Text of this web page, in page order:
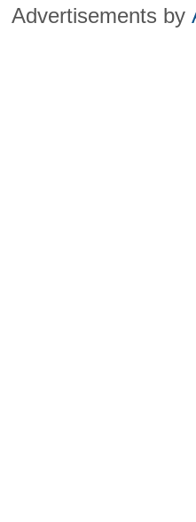
Advertisements by